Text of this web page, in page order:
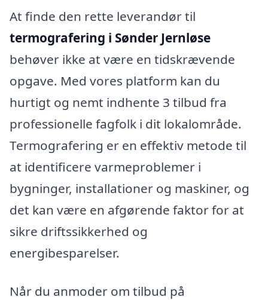
At finde den rette leverandør til
termografering i Sønder Jernløse
behøver ikke at være en tidskrævende
opgave. Med vores platform kan du
hurtigt og nemt indhente 3 tilbud fra
professionelle fagfolk i dit lokalområde.
Termografering er en effektiv metode til
at identificere varmeproblemer i
bygninger, installationer og maskiner, og
det kan være en afgørende faktor for at
sikre driftssikkerhed og
energibesparelser.
Når du anmoder om tilbud på